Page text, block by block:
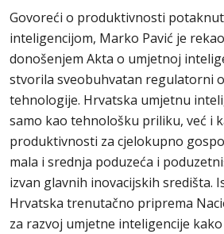
Govoreći o produktivnosti
inteligencijom, Marko Pavić je
donošenjem Akta o umjetnoj
stvorila sveobuhvatan regulatorni
tehnologije. Hrvatska umjetnu
samo kao tehnološku priliku, već i
produktivnosti za cjelokupno
mala i srednja poduzeća i
izvan glavnih inovacijskih središta.
Hrvatska trenutačno priprema
za razvoj umjetne inteligencije